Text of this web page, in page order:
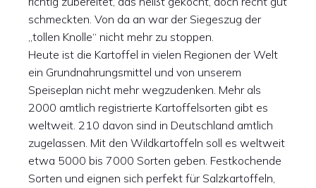
schmeckten. Von da an war der Siegeszug der
„tollen Knolle“ nicht mehr zu stoppen.
Heute ist die Kartoffel in vielen Regionen der Welt
ein Grundnahrungsmittel und von unserem
Speiseplan nicht mehr wegzudenken. Mehr als
2000 amtlich registrierte Kartoffelsorten gibt es
weltweit. 210 davon sind in Deutschland amtlich
zugelassen. Mit den Wildkartoffeln soll es weltweit
etwa 5000 bis 7000 Sorten geben. Festkochende
Sorten und eignen sich perfekt für Salzkartoffeln,